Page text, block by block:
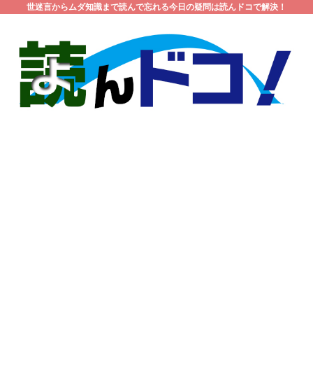
世迷言からムダ知識まで読んで忘れる今日の疑問は読んドコで解決！